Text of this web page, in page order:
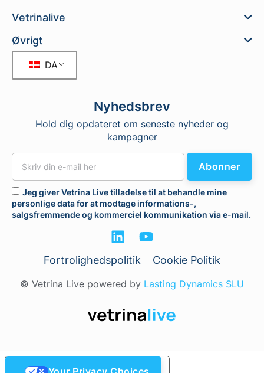
Vetrinalive
Øvrigt
DA
Nyhedsbrev
Hold dig opdateret om seneste nyheder og
kampagner
Jeg giver Vetrina Live tilladelse til at behandle mine
personlige data for at modtage informations-,
salgsfremmende og kommerciel kommunikation via e-mail.
Abonner
Fortrolighedspolitik Cookie Politik
© Vetrina Live powered by Lasting Dynamics SLU